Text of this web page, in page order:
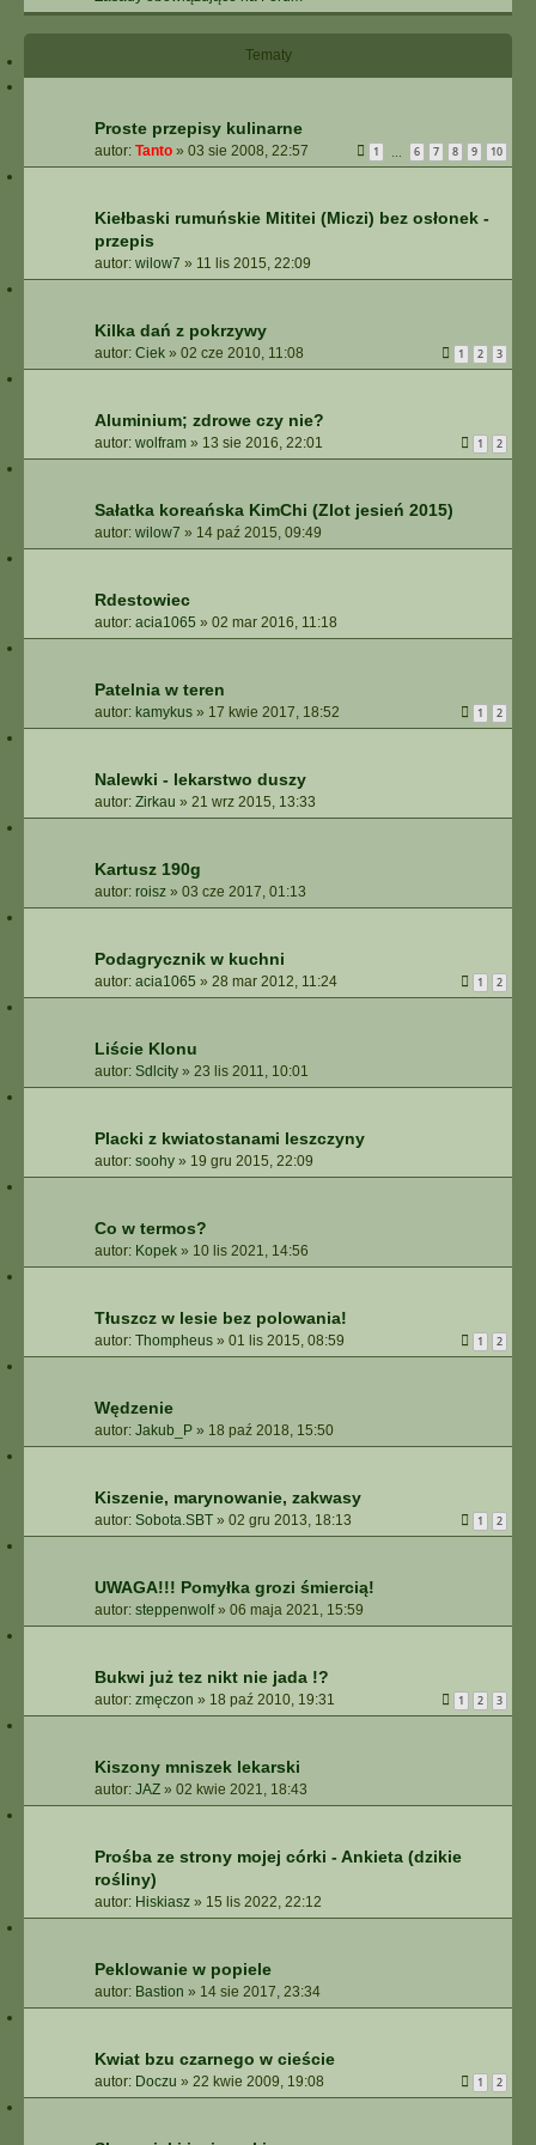
Tematy
Proste przepisy kulinarne
autor: Tanto » 03 sie 2008, 22:57 1 6 7 8 9 10
Kiełbaski rumuńskie Mititei (Miczi) bez osłonek -
przepis
autor: wilow7 » 11 lis 2015, 22:09
Kilka dań z pokrzywy
autor: Ciek » 02 cze 2010, 11:08 1 2 3
Aluminium; zdrowe czy nie?
autor: wolfram » 13 sie 2016, 22:01 1 2
Sałatka koreańska KimChi (Zlot jesień 2015)
autor: wilow7 » 14 paź 2015, 09:49
Rdestowiec
autor: acia1065 » 02 mar 2016, 11:18
Patelnia w teren
autor: kamykus » 17 kwie 2017, 18:52 1 2
Nalewki - lekarstwo duszy
autor: Zirkau » 21 wrz 2015, 13:33
Kartusz 190g
autor: roisz » 03 cze 2017, 01:13
Podagrycznik w kuchni
autor: acia1065 » 28 mar 2012, 11:24 1 2
Liście Klonu
autor: Sdlcity » 23 lis 2011, 10:01
Placki z kwiatostanami leszczyny
autor: soohy » 19 gru 2015, 22:09
Co w termos?
autor: Kopek » 10 lis 2021, 14:56
Tłuszcz w lesie bez polowania!
autor: Thompheus » 01 lis 2015, 08:59 1 2
Wędzenie
autor: Jakub_P » 18 paź 2018, 15:50
Kiszenie, marynowanie, zakwasy
autor: Sobota.SBT » 02 gru 2013, 18:13 1 2
UWAGA!!! Pomyłka grozi śmiercią!
autor: steppenwolf» 06 maja 2021, 15:59
Bukwi już tez nikt nie jada !?
autor: zmęczon » 18 paź 2010, 19:31 1 2 3
Kiszony mniszek lekarski
autor: JAZ » 02 kwie 2021, 18:43
Prośba ze strony mojej córki - Ankieta (dzikie
rośliny)
autor: Hiskiasz » 15 lis 2022, 22:12
Peklowanie w popiele
autor: Bastion » 14 sie 2017, 23:34
Kwiat bzu czarnego w cieście
autor: Doczu » 22 kwie 2009, 19:08 1 2